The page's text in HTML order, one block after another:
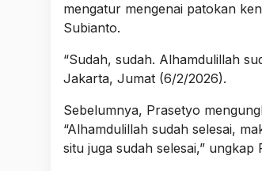
mengatur mengenai patokan
Subianto.
“Sudah, sudah. Alhamdulillah
Jakarta, Jumat (6/2/2026).
Sebelumnya, Prasetyo
“Alhamdulillah sudah selesai,
situ juga sudah selesai,”